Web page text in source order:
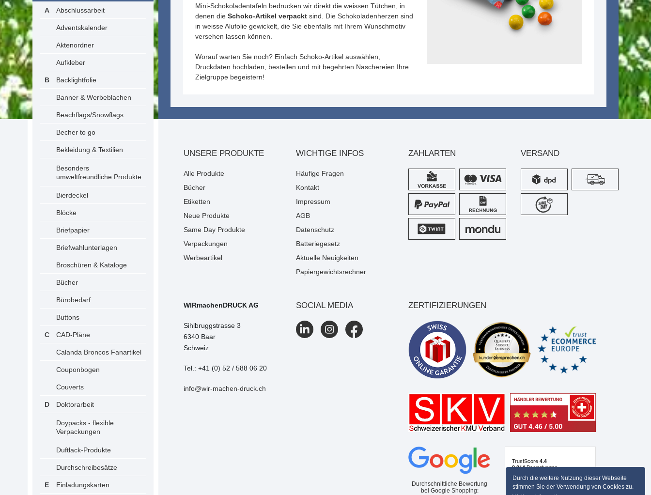
Durch die weitere Nutzung dieser Webseite
stimmen Sie der Verwendung von Cookies zu.
Abschlussarbeit
Adventskalender
Aktenordner
Aufkleber
Backlightfolie
Banner & Werbeblachen
Beachflags/Snowflags
Becher to go
Bekleidung & Textilien
Besonders
umweltfreundliche Produkte
Bierdeckel
Blöcke
Briefpapier
Briefwahlunterlagen
Broschüren & Kataloge
Bücher
Bürobedarf
Buttons
CAD-Pläne
Calanda Broncos Fanartikel
Couponbogen
Couverts
Doktorarbeit
Doypacks - flexible
Verpackungen
Duftlack-Produkte
Durchschreibesätze
Einladungskarten
Mini-Schokoladentafeln bedrucken wir direkt die weissen Tütchen, in
denen die Schoko-Artikel verpackt sind. Die Schokoladenherzen sind
in weisse Alufolie gewickelt, die Sie ebenfalls mit Ihrem Wunschmotiv
versehen lassen können.
Worauf warten Sie noch? Einfach Schoko-Artikel auswählen,
Druckdaten hochladen, bestellen und mit begehrten Naschereien Ihre
Zielgruppe begeistern!
UNSERE PRODUKTE
Alle Produkte
Bücher
Etiketten
Neue Produkte
Same Day Produkte
Verpackungen
Werbeartikel
WICHTIGE INFOS
Häufige Fragen
Kontakt
Impressum
AGB
Datenschutz
Batteriegesetz
Aktuelle Neuigkeiten
Papiergewichtsrechner
ZAHLARTEN VERSAND
WIRmachenDRUCK AG
Sihlbruggstrasse 3
6340 Baar
Schweiz
Tel.: +41 (0) 52 / 588 06 20
info@wir-machen-druck.ch
SOCIAL MEDIA ZERTIFIZIERUNGEN
Durchschnittliche Bewertung
bei Google Shopping: